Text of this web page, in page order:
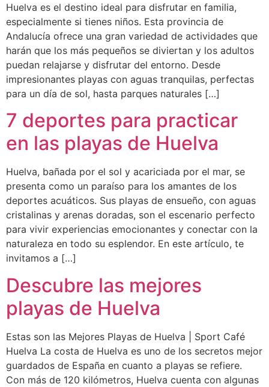
Huelva es el destino ideal para disfrutar en familia,
especialmente si tienes niños. Esta provincia de
Andalucía ofrece una gran variedad de actividades que
harán que los más pequeños se diviertan y los adultos
puedan relajarse y disfrutar del entorno. Desde
impresionantes playas con aguas tranquilas, perfectas
para un día de sol, hasta parques naturales […]
7 deportes para practicar
en las playas de Huelva
Huelva, bañada por el sol y acariciada por el mar, se
presenta como un paraíso para los amantes de los
deportes acuáticos. Sus playas de ensueño, con aguas
cristalinas y arenas doradas, son el escenario perfecto
para vivir experiencias emocionantes y conectar con la
naturaleza en todo su esplendor. En este artículo, te
invitamos a […]
Descubre las mejores
playas de Huelva
Estas son las Mejores Playas de Huelva | Sport Café
Huelva La costa de Huelva es uno de los secretos mejor
guardados de España en cuanto a playas se refiere.
Con más de 120 kilómetros, Huelva cuenta con algunas